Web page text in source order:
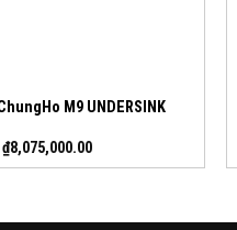
M9 UNDERSINK
₫8,075,000.00